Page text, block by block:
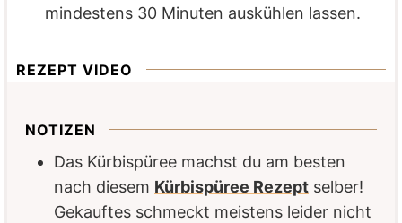
mindestens 30 Minuten auskühlen lassen.
REZEPT VIDEO
NOTIZEN
Das Kürbispüree machst du am besten
nach diesem Kürbispüree Rezept selber!
Gekauftes schmeckt meistens leider nicht